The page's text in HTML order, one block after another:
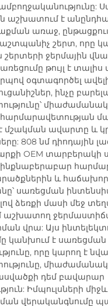
աշխատում է
առաջ,
շերտ, որը
շերտերի ջերմային
թույլ է
օգտագործել
ինչը
մշակման ավարտը և
808 նմ դիոդային
OEM տարբերակի
և
սառեցման
ձեռքի մասի մեջ
աշխատող
վրա: Այս
կանխում է սառեցման
որը կարող է
դեմ բավարար
Իմպուլսների
վերականգնումը